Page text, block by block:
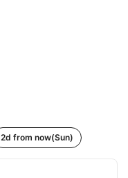
2d from now(Sun)